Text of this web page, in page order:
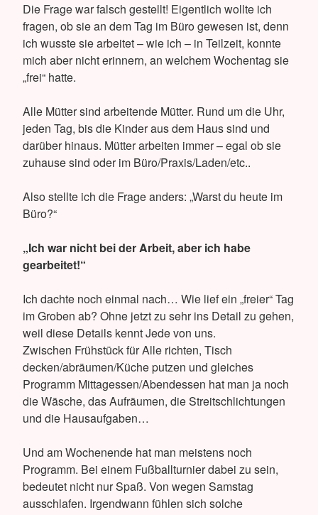
Die Frage war falsch gestellt! Eigentlich wollte ich
fragen, ob sie an dem Tag im Büro gewesen ist, denn
ich wusste sie arbeitet – wie ich – in Teilzeit, konnte
mich aber nicht erinnern, an welchem Wochentag sie
„frei“ hatte.
Alle Mütter sind arbeitende Mütter. Rund um die Uhr,
jeden Tag, bis die Kinder aus dem Haus sind und
darüber hinaus. Mütter arbeiten immer – egal ob sie
zuhause sind oder im Büro/Praxis/Laden/etc..
Also stellte ich die Frage anders: „Warst du heute im
Büro?“
„Ich war nicht bei der Arbeit, aber ich habe
gearbeitet!“
Ich dachte noch einmal nach… Wie lief ein „freier“ Tag
im Groben ab? Ohne jetzt zu sehr ins Detail zu gehen,
weil diese Details kennt Jede von uns.
Zwischen Frühstück für Alle richten, Tisch
decken/abräumen/Küche putzen und gleiches
Programm Mittagessen/Abendessen hat man ja noch
die Wäsche, das Aufräumen, die Streitschlichtungen
und die Hausaufgaben…
Und am Wochenende hat man meistens noch
Programm. Bei einem Fußballturnier dabei zu sein,
bedeutet nicht nur Spaß. Von wegen Samstag
ausschlafen. Irgendwann fühlen sich solche